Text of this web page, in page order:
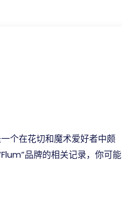
个在花切和魔术爱好者中颇
品牌的相关记录，你可能